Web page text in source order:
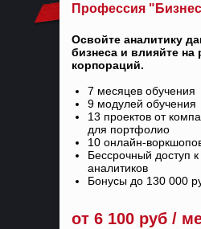
от 6 100 руб /
Профессия
Освойте аналитику
бизнеса и влияйте
корпораций.
7 месяцев обучения
9 модулей обучения
13 проектов от
для портфолио
10 онлайн-
Бессрочный доступ
аналитиков
Бонусы до 130 000